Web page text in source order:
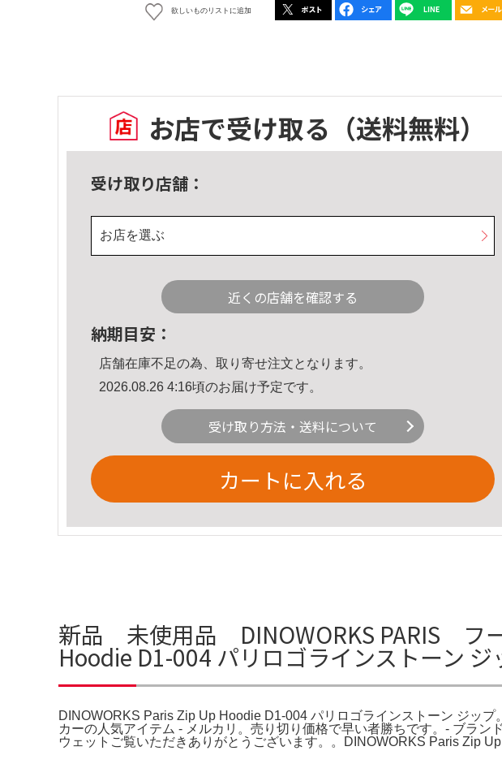
欲しいものリストに追加
お店で受け取る （送料無料）
受け取り店舗：
お店を選ぶ
近くの店舗を確認する
納期目安：
店舗在庫不足の為、取り寄せ注文となります。
2026.08.26 4:16頃のお届け予定です。
受け取り方法・送料について
カートに入れる
新品 未使用品 DINOWORKS PARIS フー
Hoodie D1-004 パリロゴラインストーン
DINOWORKS Paris Zip Up Hoodie D1-004 パリロゴラインストーン ジッ
カーの人気アイテム - メルカリ。売り切り価格で早い者勝ちです。- ブラ
ウェットご覧いただきありがとうございます。。DINOWORKS Paris Zip